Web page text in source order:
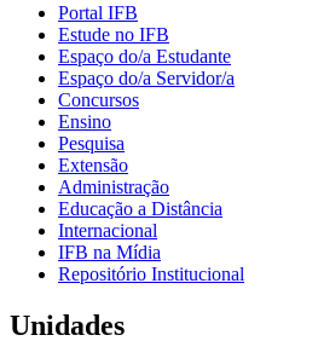
Portal IFB
Estude no IFB
Espaço do/a Estudante
Espaço do/a Servidor/a
Concursos
Ensino
Pesquisa
Extensão
Administração
Educação a Distância
Internacional
IFB na Mídia
Repositório Institucional
Unidades